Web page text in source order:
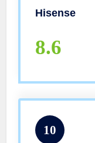
Hisense
8.6
10